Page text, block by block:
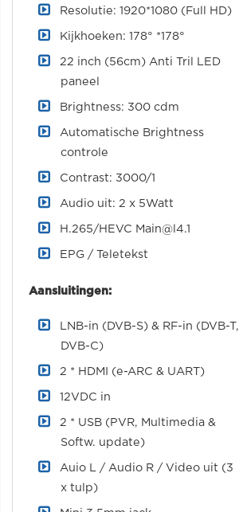
Resolutie: 1920*1080 (Full HD)
Kijkhoeken: 178° *178°
22 inch (56cm) Anti Tril LED
paneel
Brightness: 300 cdm
Automatische Brightness
controle
Contrast: 3000/1
Audio uit: 2 x 5Watt
H.265/HEVC Main@l4.1
EPG / Teletekst
Aansluitingen:
LNB-in (DVB-S) & RF-in (DVB-T,
DVB-C)
2 * HDMI (e-ARC & UART)
12VDC in
2 * USB (PVR, Multimedia &
Softw. update)
Auio L / Audio R / Video uit (3
x tulp)